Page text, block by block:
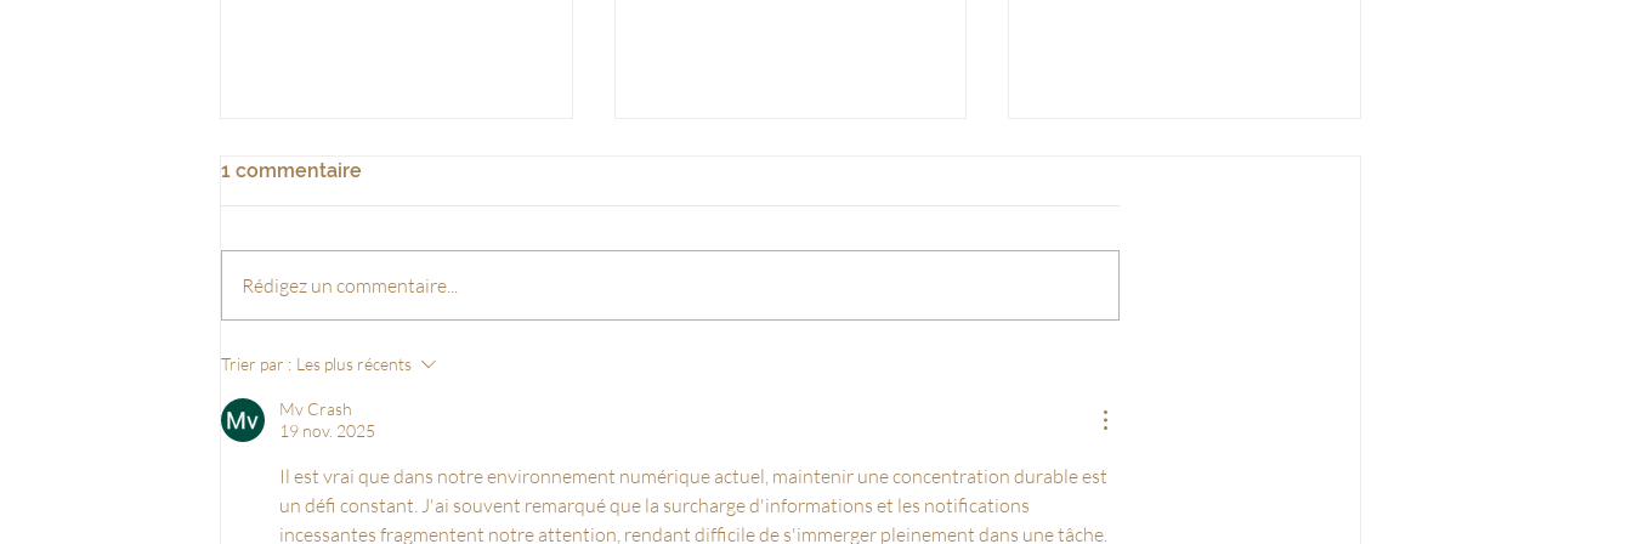
Tendances couleurs pour
2026 : douceur et nature au
rendez-vous
créativité et égalité
1 commentaire
Rédigez un commentaire...
Trier par : Les plus récents
Mv Crash
19 nov. 2025
Il est vrai que dans notre environnement numérique actuel, maintenir une concentration durable est
un défi constant. J'ai souvent remarqué que la surcharge d'informations et les notifications
incessantes fragmentent notre attention, rendant difficile de s'immerger pleinement dans une tâche.